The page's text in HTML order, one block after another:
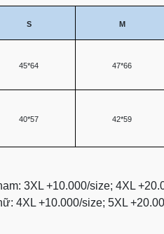
S M
45*64
47*66
40*57 42*59
3XL +10.000/size; 4XL
4XL +10.000/size; 5XL